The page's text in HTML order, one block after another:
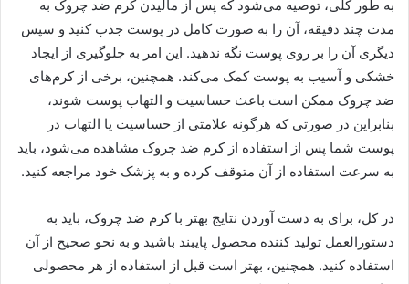
به طور کلی، توصیه می‌شود که پس از مالیدن کرم ضد چروک به
مدت چند دقیقه، آن را به صورت کامل در پوست جذب کنید و سپس
دیگری آن را بر روی پوست نگه ندهید. این امر به جلوگیری از ایجاد
خشکی و آسیب به پوست کمک می‌کند. همچنین، برخی از کرم‌های
ضد چروک ممکن است باعث حساسیت و التهاب پوست شوند،
بنابراین در صورتی که هرگونه علامتی از حساسیت یا التهاب در
پوست شما پس از استفاده از کرم ضد چروک مشاهده می‌شود، باید
به سرعت استفاده از آن متوقف کرده و به پزشک خود مراجعه کنید.
در کل، برای به دست آوردن نتایج بهتر با کرم ضد چروک، باید به
دستورالعمل تولید کننده محصول پایبند باشید و به نحو صحیح از آن
استفاده کنید. همچنین، بهتر است قبل از استفاده از هر محصولی